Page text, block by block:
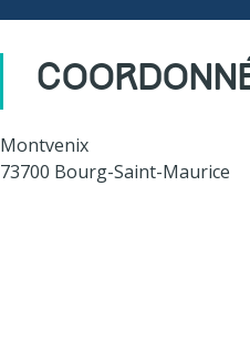
Montvenix
73700 Bourg-Saint-Maurice